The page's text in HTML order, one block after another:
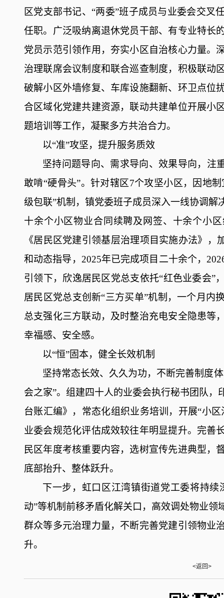
区党支部书记、 “两委”班子成员与业委会交叉
任职。广泛吸纳离退休党员干部、 有专业特长
党员示范引领作用，夯实小区自治核心力量。
治理联席会议制度和联合巡查制度， 积极联动
破解小区外墙修复、车库设施翻新、环卫点位
合区域化党建共建资源，联动共建单位开展小
题培训等工作，凝聚多方共治合力。
以“准”攻坚，提升服务质效
坚持问题导向、需求导向、效果导向，注
敢啃“硬骨头”。针对辖区 7个攻坚小区，因地
级包联”机制， 镇党委班子成员深入一线协调解
十余个小区物业合同续聘及网签、 十余个小
《居民区党建引领基层治理项目实施办法》，
和动态指导，2025年已完成项目 二十余个，
引领下， 欣逸居民区 党总支依托“红色业委会”
居民区党总支创新“三方买单”机制，一个月内
总支强化三方联动，及时整治充电安全隐患等
幸福感、 安全感。
以“恒”固本，健全长效机制
坚持常态长效、久久为功，不断完善制度
会之家”。 组建四十人的业委会执行秘书团队，
台账汇编》， 常态化组织业务培训，开展“小
业委会规范化评估成效较往年明显提升。 完善
民区年度考核重要内容，选树宣传先进典型，
底部抬升、整体跃升。
下一步， 虹口区 江湾镇街道党工委将持续
动”等机制前移矛盾化解关口，高效调处物业领
群众等多元治理力量，不断完善党建引领物业
升。
<返回>